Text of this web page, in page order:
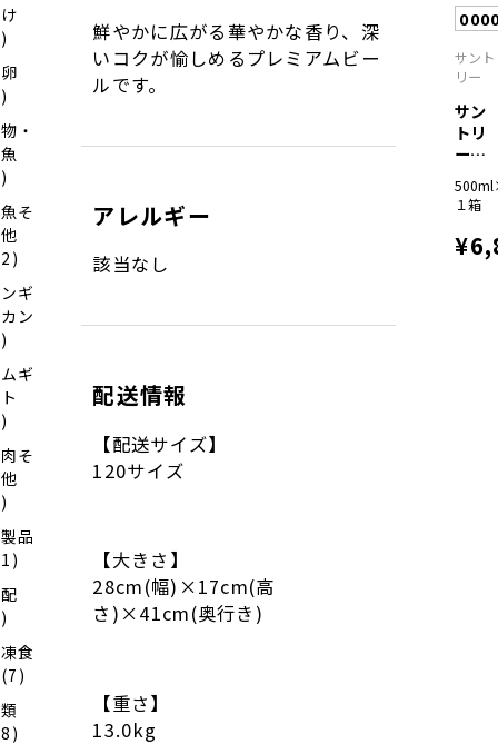
・
そ
ギ
ン
ギ
そ
品
食
鮮やかに広がる華やかな香り、深
いコクが愉しめるプレミアムビー
ルです。
アレルギー
該当なし
配送情報
【配送サイズ】
120サイズ
【大きさ】
28cm(幅)×17cm(高
さ)×41cm(奥行き)
【重さ】
13.0kg
サント
リー
サン
トリ
ー生
ル...
１箱